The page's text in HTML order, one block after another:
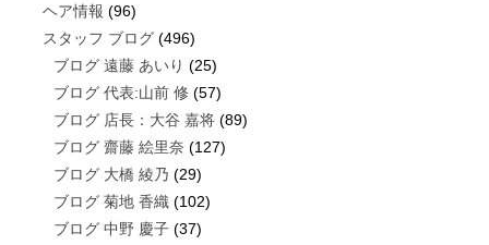
ヘア情報 (96)
スタッフ ブログ(496)
ブログ 遠藤 あいり (25)
ブログ 代表:山前 修 (57)
ブログ 店長：大谷 嘉将(89)
ブログ 齋藤 絵里奈 (127)
ブログ 大橋 綾乃 (29)
ブログ 菊地 香織(102)
ブログ 中野 慶子(37)